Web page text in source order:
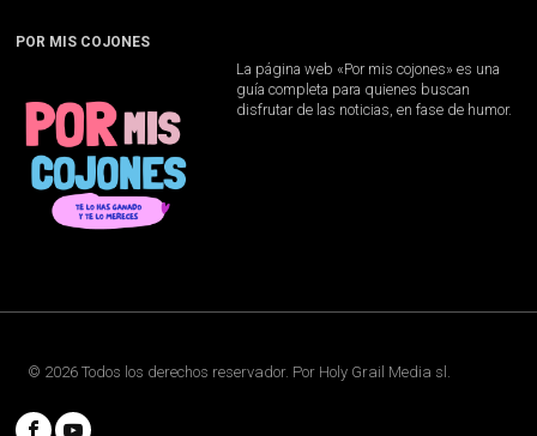
POR MIS COJONES
La página web «Por mis cojones» es una
guía completa para quienes buscan
disfrutar de las noticias, en fase de humor.
© 2026 Todos los derechos reservador. Por Holy Grail Media sl